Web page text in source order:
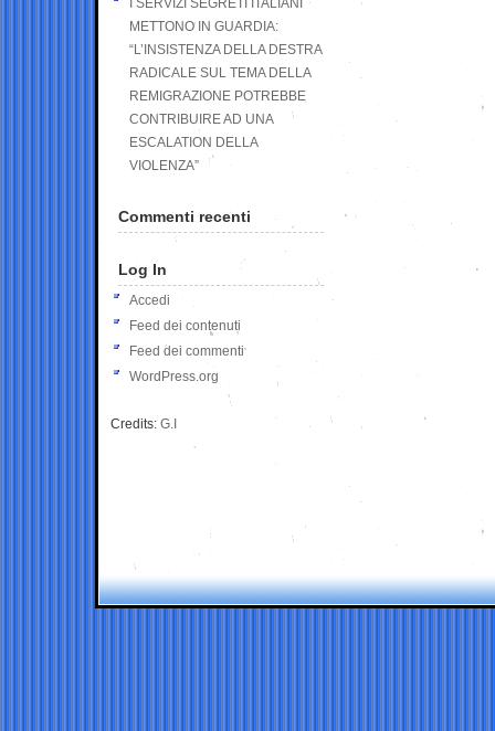
I SERVIZI SEGRETI ITALIANI
METTONO IN GUARDIA:
“L’INSISTENZA DELLA DESTRA
RADICALE SUL TEMA DELLA
REMIGRAZIONE POTREBBE
CONTRIBUIRE AD UNA
ESCALATION DELLA
VIOLENZA”
Commenti recenti
Log In
Accedi
Feed dei contenuti
Feed dei commenti
WordPress.org
Credits: G.I